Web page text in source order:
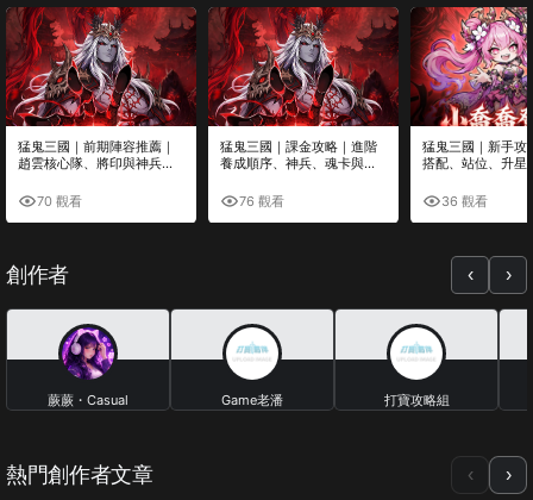
猛鬼三國｜前期陣容推薦｜
趙雲核心隊、將印與神兵搭
70 觀看
猛鬼三國｜課金攻略｜進階
養成順序、神兵、魂卡與高
76 觀看
猛鬼三國｜新手攻
搭配、站位、升星
36 觀看
創作者 ‹ ›
蕨蕨・Casual
Game老潘
打寶攻略組
熱門創作者文章 ‹ ›